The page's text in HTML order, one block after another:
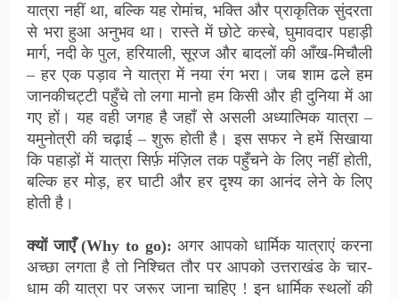
यात्रा नहीं था, बल्कि यह रोमांच, भक्ति और प्राकृतिक सुंदरता
से भरा हुआ अनुभव था। रास्ते में छोटे कस्बे, घुमावदार पहाड़ी
मार्ग, नदी के पुल, हरियाली, सूरज और बादलों की आँख-मिचौली
– हर एक पड़ाव ने यात्रा में नया रंग भरा। जब शाम ढले हम
जानकीचट्टी पहुँचे तो लगा मानो हम किसी और ही दुनिया में आ
गए हों। यह वही जगह है जहाँ से असली अध्यात्मिक यात्रा –
यमुनोत्री की चढ़ाई – शुरू होती है। इस सफर ने हमें सिखाया
कि पहाड़ों में यात्रा सिर्फ़ मंज़िल तक पहुँचने के लिए नहीं होती,
बल्कि हर मोड़, हर घाटी और हर दृश्य का आनंद लेने के लिए
होती है।
क्यों जाएँ(Why to go): अगर आपको धार्मिक यात्राएं करना
अच्छा लगता है तो निश्चित तौर पर आपको उत्तराखंड के चार-
धाम की यात्रा पर जरूर जाना चाहिए ! इन धार्मिक स्थलों की